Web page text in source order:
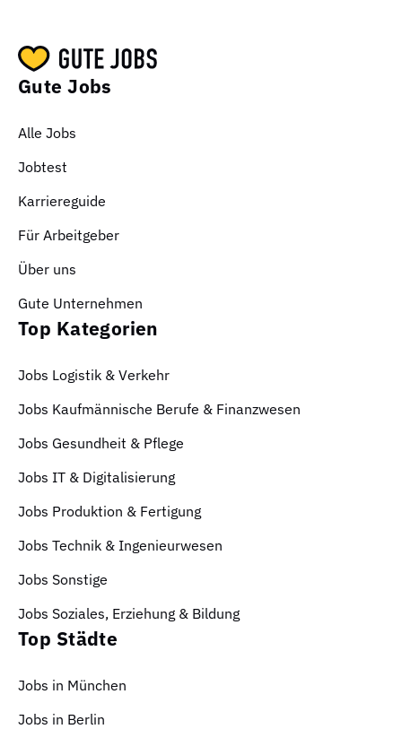
Gute Jobs
Alle Jobs
Jobtest
Karriereguide
Für Arbeitgeber
Über uns
Gute Unternehmen
Top Kategorien
Jobs Logistik & Verkehr
Jobs Kaufmännische Berufe & Finanzwesen
Jobs Gesundheit & Pflege
Jobs IT & Digitalisierung
Jobs Produktion & Fertigung
Jobs Technik & Ingenieurwesen
Jobs Sonstige
Jobs Soziales, Erziehung & Bildung
Top Städte
Jobs in München
Jobs in Berlin